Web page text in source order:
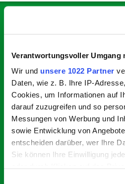
Verantwortungsvoller Umgang
Wir und unsere 1022 Partner
Daten, wie z. B. Ihre IP-
Cookies, um Informationen auf
darauf zuzugreifen und so
Messungen von Werbung und
sowie Entwicklung von
entscheiden darüber, wer Ihre
Sie können Ihre Einwilligung
Stadtwerke Burgdorf Netz GmbH
Vor dem Hannoverschen Tor 12
31303 Burgdorf
Telefon: (0 51 36) 97 14-292
Telefax: (0 51 36) 97 14-100
E-Mail:
info@netze-burgdorf.de
E-Mail für Presseanfragen: